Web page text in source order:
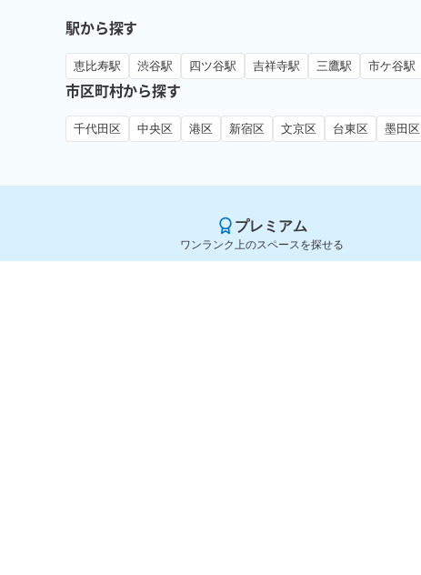
駅から探す
恵比寿駅 渋谷駅 四ツ谷駅 吉祥寺駅 三鷹駅 市ケ谷駅
市区町村から探す
千代田区 中央区 港区 新宿区 文京区 台東区 墨田区
プレミアム
ワンランク上のスペースを探せる